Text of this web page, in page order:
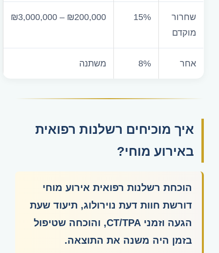
שחרור
מוקדם
15%
₪3,000,000 – ₪200,000
אחר 8% משתנה
איך מוכיחים רשלנות רפואית
באירוע מוחי?
הוכחת רשלנות רפואית אירוע מוחי
דורשת חוות דעת נוירולוג, תיעוד שעת
הגעה וזמני CT/TPA, והוכחה שטיפול
בזמן היה משנה את התוצאה.